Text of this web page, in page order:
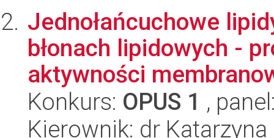
Jednołańcuchowe
błonach lipidowych -
aktywności
Konkurs: OPUS 1 ,
Kierownik: dr